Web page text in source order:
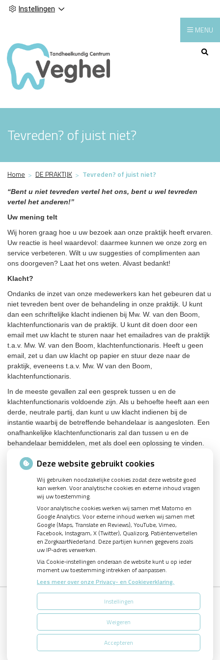
Instellingen
Hoofdmenu
MENU
Tevreden? of juist niet?
Home DE PRAKTIJK Tevreden? of juist niet?
“Bent u niet tevreden vertel het ons, bent u wel tevreden
vertel het anderen!”
Uw mening telt
Wij horen graag hoe u uw bezoek aan onze praktijk heeft ervaren.
Uw reactie is heel waardevol: daarmee kunnen we onze zorg en
service verbeteren. Wilt u uw suggesties of complimenten aan
ons doorgeven? Laat het ons weten. Alvast bedankt!
Klacht?
Ondanks de inzet van onze medewerkers kan het gebeuren dat u
niet tevreden bent over de behandeling in onze praktijk. U kunt
dan een schriftelijke klacht indienen bij Mw. W. van den Boom,
klachtenfunctionaris van de praktijk. U kunt dit doen door een
email met uw klacht te sturen naar het emailadres van de praktijk
t.a.v. Mw. W. van den Boom, klachtenfunctionaris. Heeft u geen
email, zet u dan uw klacht op papier en stuur deze naar de
praktijk, eveneens t.a.v. Mw. W van den Boom,
klachtenfunctionaris.
In de meeste gevallen zal een gesprek tussen u en de
klachtenfunctionaris voldoende zijn. Als u behoefte heeft aan een
derde, neutrale partij, dan kunt u uw klacht indienen bij de
instantie waarbij de betreffende behandelaar is aangesloten. Een
onafhankelijke klachtenfunctionaris zal dan tussen u en de
behandelaar bemiddelen, met als doel een oplossing te vinden.
Geschil?
klachtenfunctionaris niet uitkomt, kunt u een beroep doen op de
geschilleninstantie van de betreffende behandelaar.
klacht. De uitspraak moet binnen zes maanden na indiening van
de klacht bekend zijn en is bindend voor alle partijen. De
geschilleninstantie kan een schadevergoeding toekennen tot een
bedrag van maximaal € 25.000. Maar er kunnen ook kosten voor
klachtengeld betalen. Verder kan u veroordeeld worden tot een
Uw Zorg Online|Beheer
Cookie-instellingen
Deze website gebruikt cookies
Wij gebruiken noodzakelijke cookies zodat deze website goed
kan werken. Voor analytische cookies en externe inhoud vragen
wij uw toestemming.
Voor analytische cookies werken wij samen met Matomo en
Google Analytics. Voor externe inhoud werken wij samen met
Google (Maps, Translate en Reviews), YouTube, Vimeo,
Facebook, Instagram, X (Twitter), Qualizorg, Patiëntenvertellen
en ZorgkaartNederland. Deze partijen kunnen gegevens zoals
uw IP-adres verwerken.
Via Cookie-instellingen onderaan de website kunt u op ieder
moment uw toestemming intrekken of aanpassen.
Lees meer over onze Privacy- en Cookieverklaring.
Instellingen
Weigeren
Accepteren